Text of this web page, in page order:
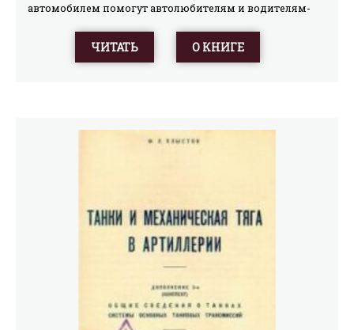
автомобилем помогут автолюбителям и водителям-
ЧИТАТЬ О КНИГЕ